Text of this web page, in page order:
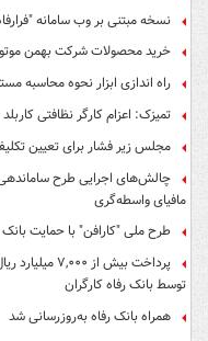
نسخه مبتنی بر وب سامانه
خرید محصولات شرکت بهمن
راه اندازی ابزار نحوه محاسبه
تمیزک: اعزام کارگر نظافتی
مجلس زیر فشار برای تعیین
چالش‌های اجرایی طرح
مافیای واسطه‌گری
طرح ملی "کارافن" با حمایت بانک
پرداخت بیش
توسط بانک رفاه کارگران
همراه بانک رفاه به‌روزرسانی شد